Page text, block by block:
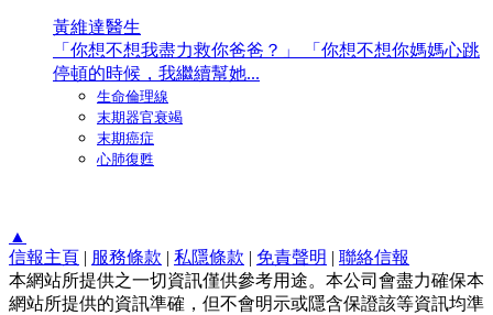
黃維達醫生
「你想不想我盡力救你爸爸？」 「你想不想你媽媽心跳
停頓的時候，我繼續幫她...
生命倫理線
末期器官衰竭
末期癌症
心肺復甦
▲
信報主頁 | 服務條款 | 私隱條款 | 免責聲明 | 聯絡信報
本網站所提供之一切資訊僅供參考用途。本公司會盡力確保本
網站所提供的資訊準確，但不會明示或隱含保證該等資訊均準